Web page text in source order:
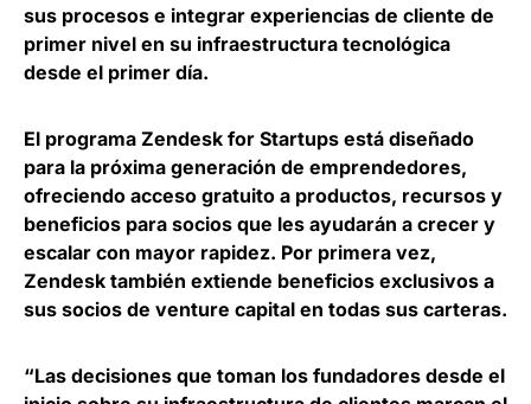
sus procesos e integrar experiencias de cliente de
primer nivel en su infraestructura tecnológica
desde el primer día.
El programa Zendesk for Startups está diseñado
para la próxima generación de emprendedores,
ofreciendo acceso gratuito a productos, recursos y
beneficios para socios que les ayudarán a crecer y
escalar con mayor rapidez. Por primera vez,
Zendesk también extiende beneficios exclusivos a
sus socios de venture capital en todas sus carteras.
“Las decisiones que toman los fundadores desde el